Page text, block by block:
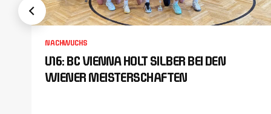
NACHWUCHS
U16: BC VIENNA HOLT SILBER BEI DEN
WIENER MEISTERSCHAFTEN